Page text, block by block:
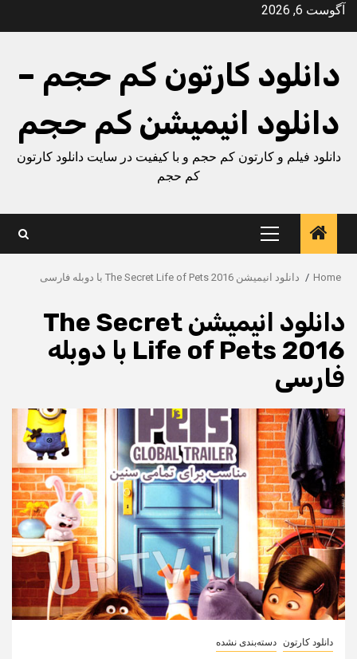
Skipآگوست 6, 2026
دانلود کارتون کم حجم –
دانلود انیمیشن کم حجم
دانلود فیلم و کارتون کم حجم و با کیفیت در سایت دانلود کارتون
کم حجم
Primary
Menu
Home دانلود انیمیشن The Secret Life of Pets 2016 با دوبله فارسی
دانلود انیمیشن The Secret
Life of Pets 2016 با دوبله
فارسی
دانلود کارتون دسته‌بندی نشده